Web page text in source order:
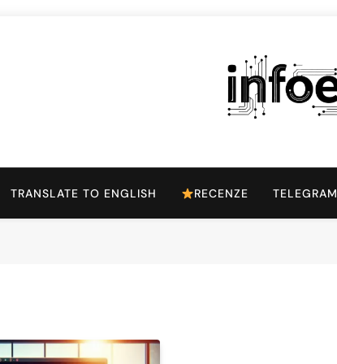
Infoek.cz
TRANSLATE TO ENGLISH RECENZE TELEGRAM